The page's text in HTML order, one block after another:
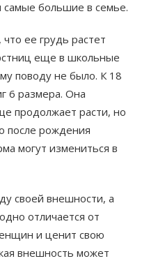
большие в семье.
ее грудь растет
еще в школьные
поводу не было. К 18
6 размера. Она
продолжает расти, но
после рождения
могут измениться в
своей внешности, а
отличается от
и ценит свою
внешность может